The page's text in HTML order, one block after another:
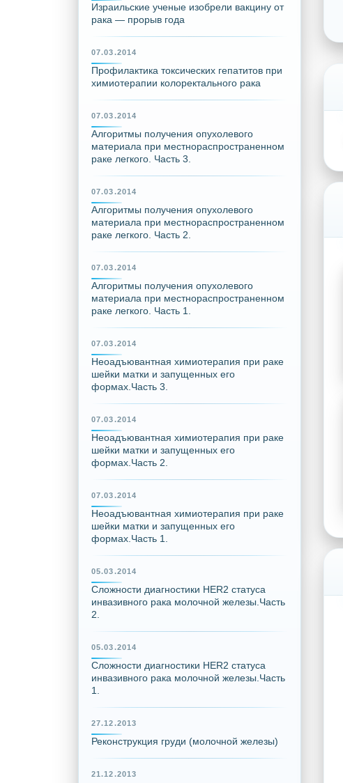
Израильские ученые изобрели вакцину от
рака — прорыв года
07.03.2014
Профилактика токсических гепатитов при
химиотерапии колоректального рака
07.03.2014
Алгоритмы получения опухолевого
материала при местнораспространенном
раке легкого. Часть 3.
07.03.2014
Алгоритмы получения опухолевого
материала при местнораспространенном
раке легкого. Часть 2.
07.03.2014
Алгоритмы получения опухолевого
материала при местнораспространенном
раке легкого. Часть 1.
07.03.2014
Неоадъювантная химиотерапия при раке
шейки матки и запущенных его
формах.Часть 3.
07.03.2014
Неоадъювантная химиотерапия при раке
шейки матки и запущенных его
формах.Часть 2.
07.03.2014
Неоадъювантная химиотерапия при раке
шейки матки и запущенных его
формах.Часть 1.
05.03.2014
Сложности диагностики HER2 статуса
инвазивного рака молочной железы.Часть
2.
05.03.2014
Сложности диагностики HER2 статуса
инвазивного рака молочной железы.Часть
1.
27.12.2013
Реконструкция груди (молочной железы)
21.12.2013